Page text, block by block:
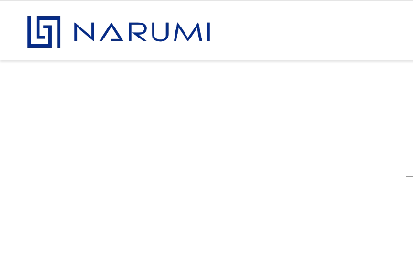
コンテンツへスキップ
株式会社ナルミアドバンス